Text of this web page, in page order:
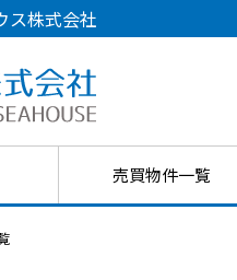
ス株式会社
売買物件一覧